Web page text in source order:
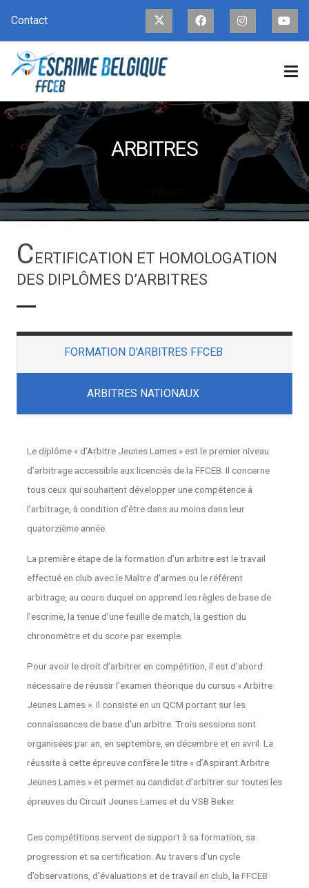
Contact
ARBITRES
CERTIFICATION ET HOMOLOGATION
DES DIPLÔMES D’ARBITRES
FORMATION D'ARBITRES FFCEB
ARBITRES NATIONAUX
Le diplôme « d’Arbitre Jeunes Lames » est le premier niveau
d’arbitrage accessible aux licenciés de la FFCEB. Il concerne
tous ceux qui souhaitent développer une compétence à
l’arbitrage, à condition d’être dans au moins dans leur
quatorzième année.
La première étape de la formation d’un arbitre est le travail
effectué en club avec le Maître d’armes ou le référent
arbitrage, au cours duquel on apprend les règles de base de
l’escrime, la tenue d’une feuille de match, la gestion du
chronomètre et du score par exemple.
Pour avoir le droit d’arbitrer en compétition, il est d’abord
nécessaire de réussir l’examen théorique du cursus « Arbitre
Jeunes Lames ». Il consiste en un QCM portant sur les
connaissances de base d’un arbitre. Trois sessions sont
organisées par an, en septembre, en décembre et en avril. La
réussite à cette épreuve confère le titre « d’Aspirant Arbitre
Jeunes Lames » et permet au candidat d’arbitrer sur toutes les
épreuves du Circuit Jeunes Lames et du VSB Beker.
Ces compétitions servent de support à sa formation, sa
progression et sa certification. Au travers d’un cycle
d’observations, d’évaluations et de travail en club, la FFCEB